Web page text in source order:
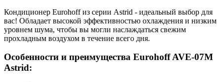
Кондиционер Eurohoff из серии Astrid - идеальный выбор для
вас! Обладает высокой эффективностью охлаждения и низким
уровнем шума, чтобы вы могли наслаждаться свежим
прохладным воздухом в течение всего дня.
Особенности и преимущества Eurohoff AVE-07M
Astrid: